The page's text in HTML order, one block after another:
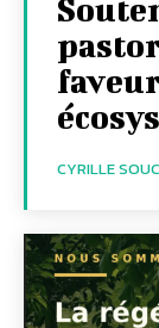
CYRILLE